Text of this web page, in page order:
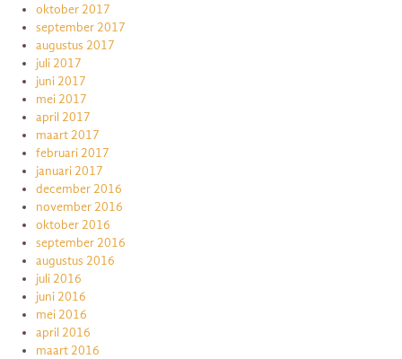
oktober 2017
september 2017
augustus 2017
juli 2017
juni 2017
mei 2017
april 2017
maart 2017
februari 2017
januari 2017
december 2016
november 2016
oktober 2016
september 2016
augustus 2016
juli 2016
juni 2016
mei 2016
april 2016
maart 2016